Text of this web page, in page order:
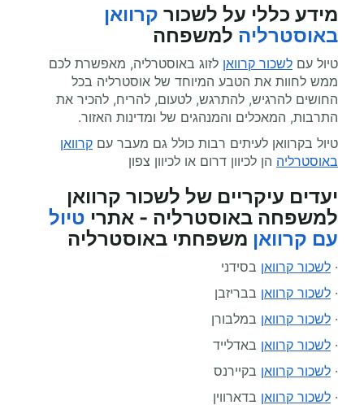
מידע כללי על לשכור קרוואן
באוסטרליה למשפחה
טיול עם לשכור קרוואן לזוג באוסטרליה, מאפשרת לכם
ממש לחוות את הטבע המיוחד של אוסטרליה בכל
החושים להרגיש, להתרגש, לטעום, להריח, להכיר את
התרבות, המאכלים והמנהגים של ומדינות האזור.
טיול בקרוואן לעיתים רבות כולל גם מעבר עם קרוואן
באוסטרליה הן לכיוון דרום או לכיוון צפון
יעדים עיקריים של לשכור קרוואן
למשפחה באוסטרליה - אתרי טיול
עם קרוואן משפחתי באוסטרליה
· לשכור קרוואן בסידני
· לשכור קרוואן בבריזבן
· לשכור קרוואן במלבורן
· לשכור קרוואן באדלייד
· לשכור קרוואן בקיירנס
· לשכור קרוואן בדארווין